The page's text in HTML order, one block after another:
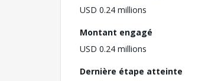
USD 0.24 millions
Montant engagé
USD 0.24 millions
Dernière étape atteinte